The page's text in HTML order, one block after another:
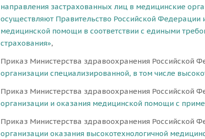
направления застрахованных лиц в медицинские
осуществляют Правительство Российской
медицинской помощи в соответствии с едиными
страхования»,
Приказ Министерства здравоохранения Российской
организации специализированной, в том числе
Приказ Министерства здравоохранения Российской
организации и оказания медицинской помощи с
Приказ Министерства здравоохранения Российской
организации оказания высокотехнологичной